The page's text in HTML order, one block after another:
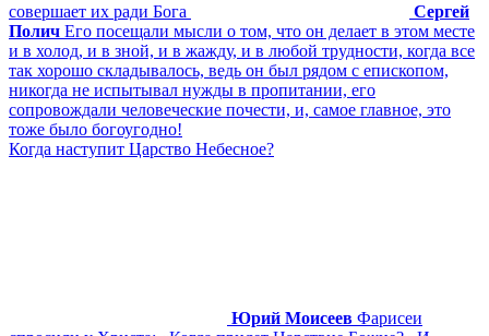
совершает их ради Бога
Сергей
Полич Его посещали мысли о том, что он делает в этом месте
и в холод, и в зной, и в жажду, и в любой трудности, когда все
так хорошо складывалось, ведь он был рядом с епископом,
никогда не испытывал нужды в пропитании, его
сопровождали человеческие почести, и, самое главное, это
тоже было богоугодно!
Когда наступит Царство Небесное?
Юрий Моисеев Фарисеи